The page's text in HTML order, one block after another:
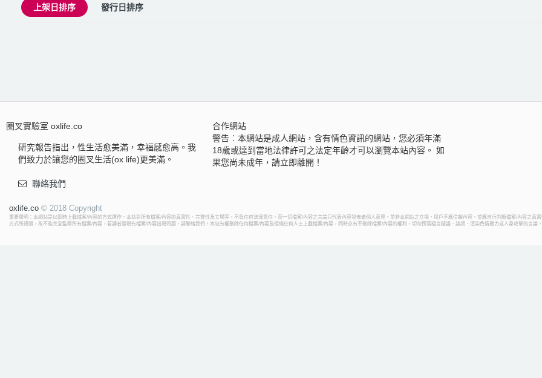
上架日排序 發行日排序
圈叉實驗室 oxlife.co
研究報告指出，性生活愈美滿，幸福感愈高。我
們致力於讓您的圈叉生活(ox life)更美滿。
聯絡我們
合作網站
警告︰本網站是成人網站，含有情色資訊的網站，您必須年滿
18歲或達到當地法律許可之法定年齡才可以瀏覽本站內容。 如
果您尚未成年，請立即離開！
oxlife.co © 2018 Copyright
重要聲明：本網站是以即時上載檔案/內容的方式運作，本站對所有檔案/內容的真實性、完整性及立場等，不負任何法律責任。而一切檔案/內容之言論只代表內容發佈者個人意見，並非本網站之立場，用戶不應信賴內容，並應自行判斷檔案/內容之
方式所規限，故不能完全監察所有檔案/內容，若讀者發現有檔案/內容出現問題，請聯絡我們。本站有權刪除任何檔案/內容及拒絕任何人士上載檔案/內容，同時亦有不刪除檔案/內容的權利。切勿撰寫粗言穢語、誹謗、渲染色情暴力或人身攻擊的言論